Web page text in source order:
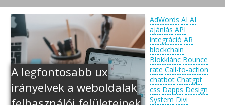
A legfontosabb ux
irányelvek a weboldalak
AdWords AI AI
ajánlás API
integráció AR
blockchain
Blokklánc Bounce
rate Call-to-action
chatbot Chatgpt
css Dapps Design
System Divi